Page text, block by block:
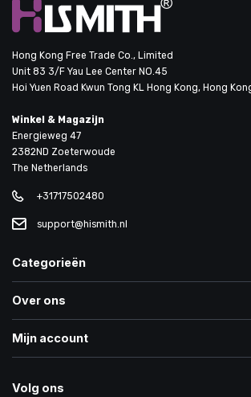
Hong Kong Free Trade Co., Limited
Unit 83 3/F Yau Lee Center NO.45
Hoi Yuen Road Kwun Tong KL Hong Kong, Hong
Winkel & Magazijn
Energieweg 47
2382ND Zoeterwoude
The Netherlands
+31717502480
support@hismith.nl
Categorieën
Over ons
Mijn account
Volg ons